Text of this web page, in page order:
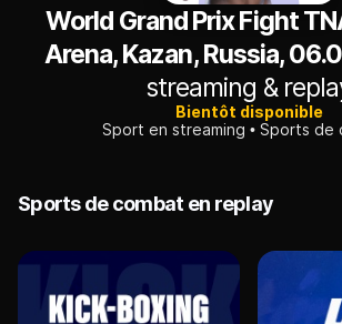
World Grand Prix Fight
Arena, Kazan, Russia,
streaming &
Bientôt disponible
Sport en streaming
Sports de
Sports de combat en replay